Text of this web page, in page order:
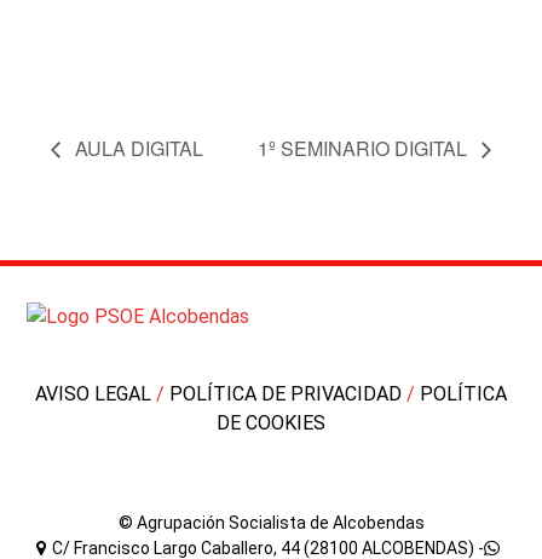
AULA DIGITAL 1º SEMINARIO DIGITAL
AVISO LEGAL / POLÍTICA DE PRIVACIDAD / POLÍTICA
DE COOKIES
© Agrupación Socialista de Alcobendas
C/ Francisco Largo Caballero, 44 (28100 ALCOBENDAS) -